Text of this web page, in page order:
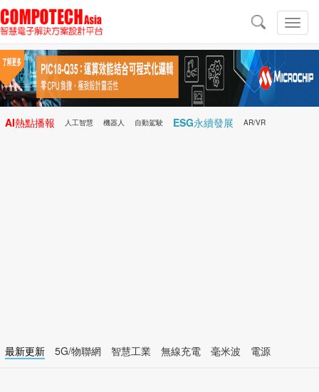
切
換
導
導
航
AI熱點播報 人工智慧 機器人 自動駕駛 ESG永續發展 AR/VR
最新更新 5G/物聯網 智慧工業 無線充電 毫米波
電源